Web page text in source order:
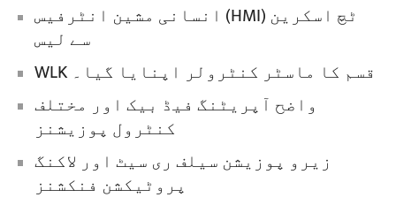
انسانی مشین انٹرفیس (HMI) ٹچ اسکرین
سے لیس
WLK قسم کا ماسٹر کنٹرولر اپنایا گیا۔
واضح آپریٹنگ فیڈ بیک اور مختلف
کنٹرول پوزیشنز
زیرو پوزیشن سیلف ری سیٹ اور لاکنگ
پروٹیکشن فنکشنز